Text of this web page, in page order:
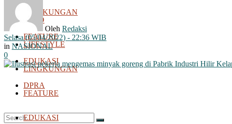
LINGKUNGAN
FEATURE
EDUKASI
DPRA
FOTO
LIFESTYLE
LINGKUNGAN
FEATURE
EDUKASI
Oleh Redaksi
Selasa (05/04/2022) - 22:36 WIB
in NASIONAL
0